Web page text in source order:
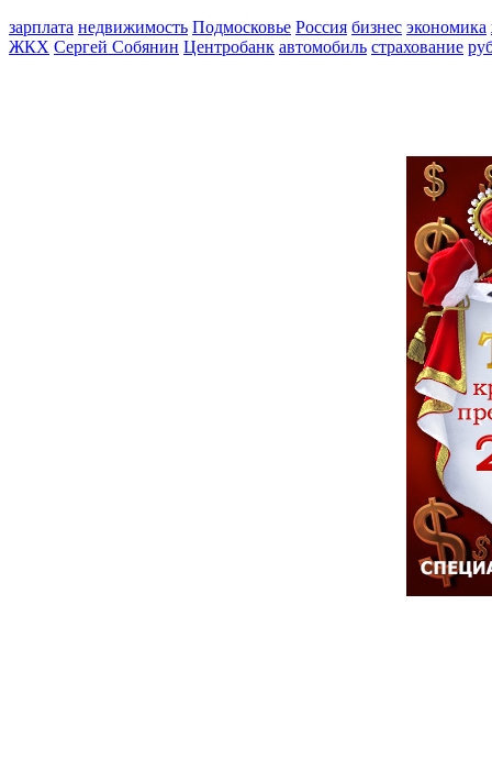
зарплата недвижимость Подмосковье Россия бизнес экономика
ЖКХ Сергей Собянин Центробанк автомобиль страхование